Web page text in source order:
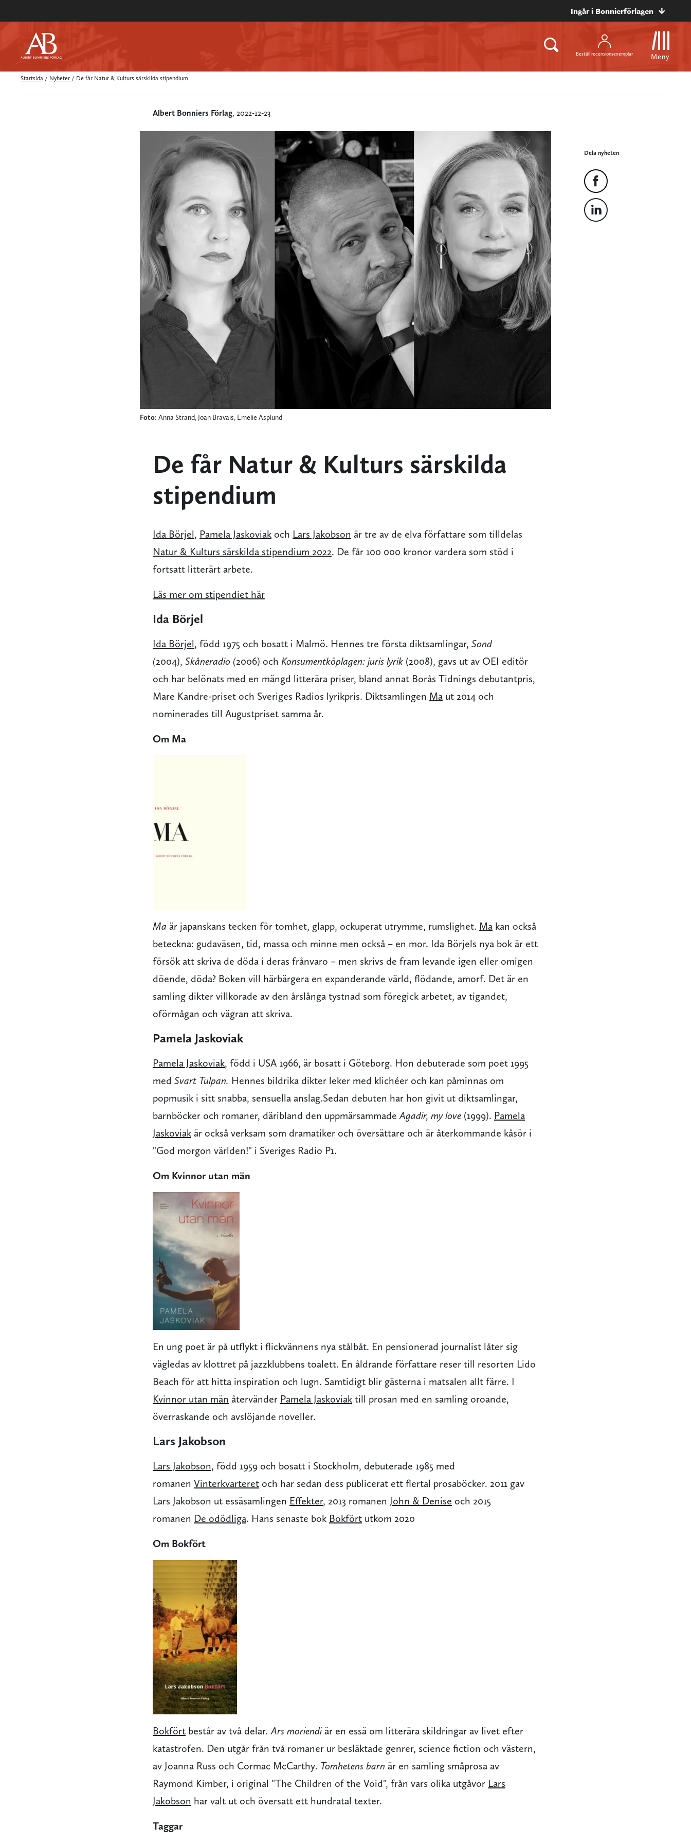
Ingår i Bonnierförlagen
Beställ recensionsexemplar Meny
Startsida / Nyheter / De får Natur & Kulturs särskilda stipendium
Albert Bonniers Förlag, 2022-12-23
Foto: Anna Strand, Joan Bravais, Emelie Asplund
Dela nyheten
De får Natur & Kulturs särskilda
stipendium
Ida Börjel, Pamela Jaskoviak och Lars Jakobson är tre av de elva författare som tilldelas
Natur & Kulturs särskilda stipendium 2022. De får 100 000 kronor vardera som stöd i
fortsatt litterärt arbete.
Läs mer om stipendiet här
Ida Börjel
Ida Börjel, född 1975 och bosatt i Malmö. Hennes tre första diktsamlingar, Sond
(2004), Skåneradio (2006) och Konsumentköplagen: juris lyrik (2008), gavs ut av OEI editör
och har belönats med en mängd litterära priser, bland annat Borås Tidnings debutantpris,
Mare Kandre-priset och Sveriges Radios lyrikpris. Diktsamlingen Ma ut 2014 och
nominerades till Augustpriset samma år.
Om Ma
Ma är japanskans tecken för tomhet, glapp, ockuperat utrymme, rumslighet. Ma kan också
beteckna: gudaväsen, tid, massa och minne men också – en mor. Ida Börjels nya bok är ett
försök att skriva de döda i deras frånvaro – men skrivs de fram levande igen eller omigen
döende, döda? Boken vill härbärgera en expanderande värld, flödande, amorf. Det är en
samling dikter villkorade av den årslånga tystnad som föregick arbetet, av tigandet,
oförmågan och vägran att skriva.
Pamela Jaskoviak
Pamela Jaskoviak, född i USA 1966, är bosatt i Göteborg. Hon debuterade som poet 1995
med Svart Tulpan. Hennes bildrika dikter leker med klichéer och kan påminnas om
popmusik i sitt snabba, sensuella anslag.Sedan debuten har hon givit ut diktsamlingar,
barnböcker och romaner, däribland den uppmärsammadeAgadir, my love (1999). Pamela
Jaskoviak är också verksam som dramatiker och översättare och är återkommande kåsör i
"God morgon världen!" i Sveriges Radio P1.
Om Kvinnor utan män
En ung poet är på utflykt i flickvännens nya stålbåt. En pensionerad journalist låter sig
vägledas av klottret på jazzklubbens toalett. En åldrande författare reser till resorten Lido
Beach för att hitta inspiration och lugn. Samtidigt blir gästerna i matsalen allt färre. I
Kvinnor utan män återvänder Pamela Jaskoviak till prosan med en samling oroande,
överraskande och avslöjande noveller.
Lars Jakobson
Lars Jakobson, född 1959 och bosatt i Stockholm, debuterade 1985 med
romanen Vinterkvarteret och har sedan dess publicerat ett flertal prosaböcker. 2011 gav
Lars Jakobson ut essäsamlingen Effekter, 2013 romanen John & Denise och 2015
romanen De odödliga. Hans senaste bok Bokfört utkom 2020
Om Bokfört
Bokfört består av två delar. Ars moriendiär en essä om litterära skildringar av livet efter
katastrofen. Den utgår från två romaner ur besläktade genrer, science fiction och västern,
av Joanna Russ och Cormac McCarthy. Tomhetens barn är en samling småprosa av
Raymond Kimber, i original "The Children of the Void", från vars olika utgåvor Lars
Jakobson har valt ut och översatt ett hundratal texter.
Taggar